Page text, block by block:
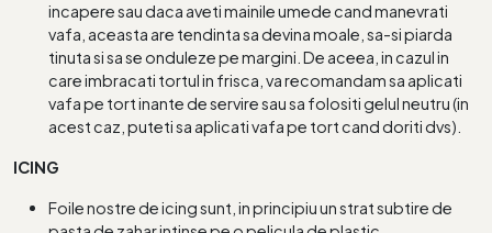
incapere sau daca aveti mainile umede cand manevrati
vafa, aceasta are tendinta sa devina moale, sa-si piarda
tinuta si sa se onduleze pe margini. De aceea, in cazul in
care imbracati tortul in frisca, va recomandam sa aplicati
vafa pe tort inante de servire sau sa folositi gelul neutru (in
acest caz, puteti sa aplicati vafa pe tort cand doriti dvs).
ICING
Foile nostre de icing sunt, in principiu un strat subtire de